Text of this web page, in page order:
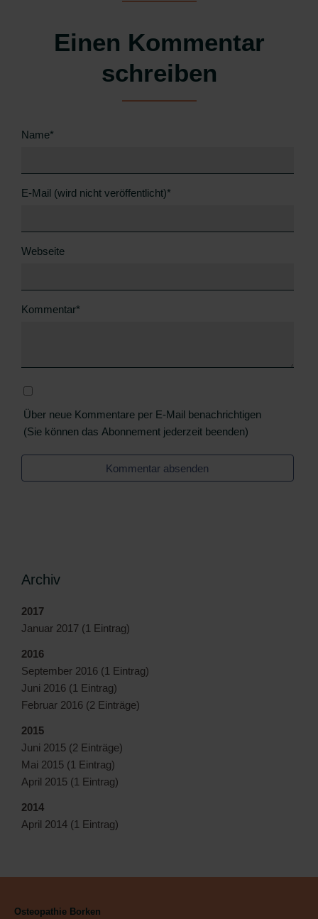
Einen Kommentar
schreiben
Pflichtfeld
Name*
Pflichtfeld
E-Mail (wird nicht veröffentlicht)*
Webseite
Pflichtfeld
Kommentar*
Über neue Kommentare per E-Mail benachrichtigen
(Sie können das Abonnement jederzeit beenden)
Kommentar absenden
Archiv
2017
Januar 2017 (1 Eintrag)
2016
September 2016 (1 Eintrag)
Juni 2016 (1 Eintrag)
Februar 2016 (2 Einträge)
2015
Juni 2015 (2 Einträge)
Mai 2015 (1 Eintrag)
April 2015 (1 Eintrag)
2014
April 2014 (1 Eintrag)
Osteopathie Borken